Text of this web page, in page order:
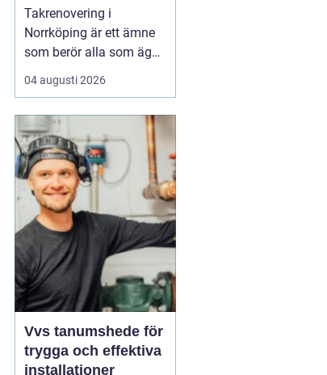
Takrenovering i
Norrköping är ett ämne
som berör alla som äger
hus, radhus eller
flerfamiljshus i området.
viktigaste skydd mot
regn, snö och fukt, och
en i tid genomförd
renovering kan sp...
04 augusti 2026
Vvs tanumshede för
trygga och effektiva
installationer